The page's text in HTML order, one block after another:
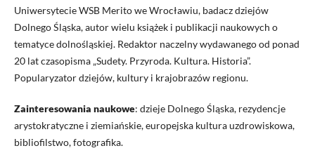
Uniwersytecie WSB Merito we Wrocławiu, badacz dziejów
Dolnego Śląska, autor wielu książek i publikacji naukowych o
tematyce dolnośląskiej. Redaktor naczelny wydawanego od ponad
20 lat czasopisma „Sudety. Przyroda. Kultura. Historia”.
Popularyzator dziejów, kultury i krajobrazów regionu.
Zainteresowania naukowe: dzieje Dolnego Śląska, rezydencje
arystokratyczne i ziemiańskie, europejska kultura uzdrowiskowa,
bibliofilstwo, fotografika.